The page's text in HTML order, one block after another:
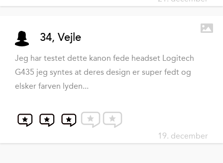
34, Vejle
Jeg har testet dette kanon fede headset Logitech
G435 jeg syntes at deres design er super fedt og
elsker farven lyden...
19. december